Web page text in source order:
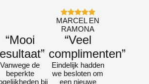
MARCEL EN
RAMONA
“Mooi
Vanwege de
beperkte
bij
“Veel
complimenten”
Eindelijk hadden
we besloten om
een nieuwe